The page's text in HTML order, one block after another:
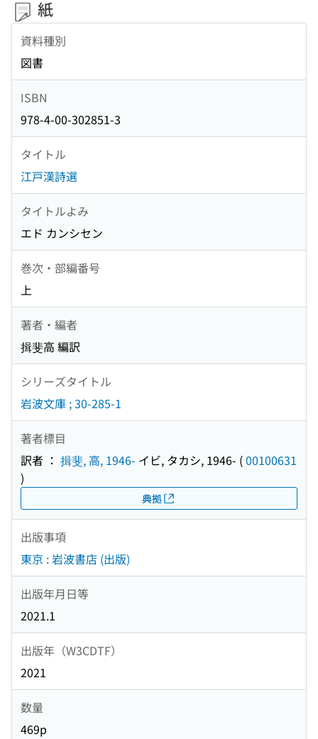
紙
資料種別
図書
ISBN
978-4-00-302851-3
タイトル
江戸漢詩選
タイトルよみ
エド カンシセン
巻次・部編番号
上
著者・編者
揖斐高 編訳
シリーズタイトル
岩波文庫 ; 30-285-1
著者標目
訳者 ： 揖斐, 高, 1946- イビ, タカシ, 1946- (00100631
)
典拠
出版事項
東京 : 岩波書店 (出版)
出版年月日等
2021.1
出版年（W3CDTF）
2021
数量
469p